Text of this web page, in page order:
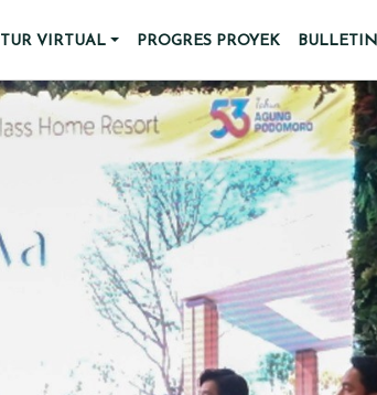
TUR VIRTUAL PROGRES PROYEK BULLETIN